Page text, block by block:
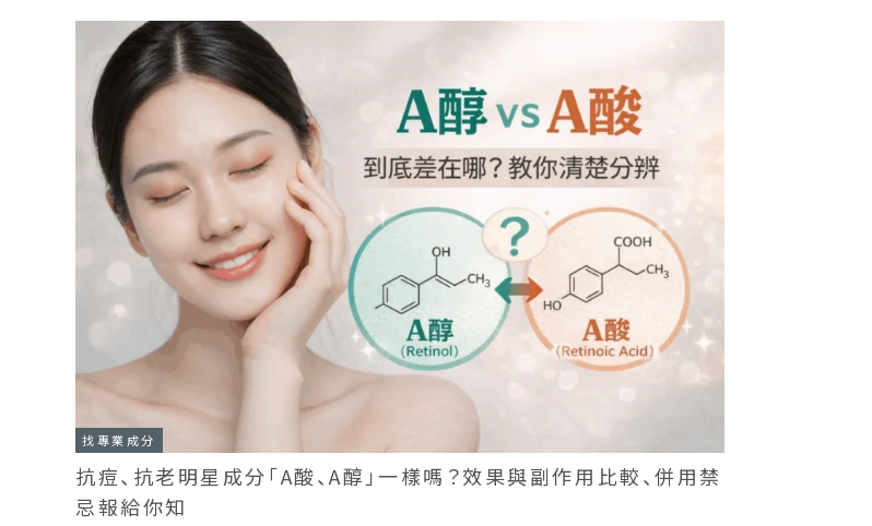
找專業成分
抗痘、抗老明星成分「A酸、A醇」一樣嗎？效果與副作用比較、併用禁
忌報給你知